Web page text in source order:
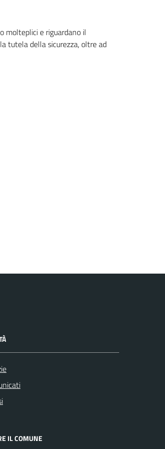
molteplici e riguardano il
tutela della sicurezza, oltre ad
IL COMUNE